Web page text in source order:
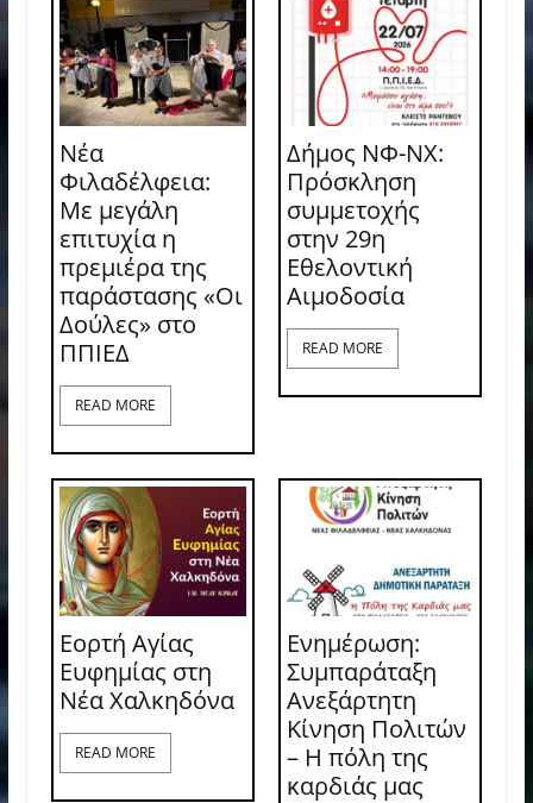
Νέα
Φιλαδέλφεια:
Με μεγάλη
επιτυχία η
πρεμιέρα της
παράστασης «Οι
Δούλες» στο
ΠΠΙΕΔ
READ MORE
Δήμος ΝΦ-ΝΧ:
Πρόσκληση
συμμετοχής
στην 29η
Εθελοντική
Αιμοδοσία
READ MORE
Εορτή Αγίας
Ευφημίας στη
Νέα Χαλκηδόνα
READ MORE
Ενημέρωση:
Συμπαράταξη
Ανεξάρτητη
Κίνηση Πολιτών
– Η πόλη της
καρδιάς μας